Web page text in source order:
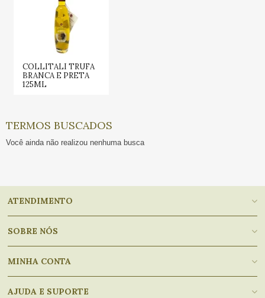
COLLITALI TRUFA
BRANCA E PRETA
125ML
TERMOS BUSCADOS
Você ainda não realizou nenhuma busca
ATENDIMENTO
SOBRE NÓS
MINHA CONTA
AJUDA E SUPORTE